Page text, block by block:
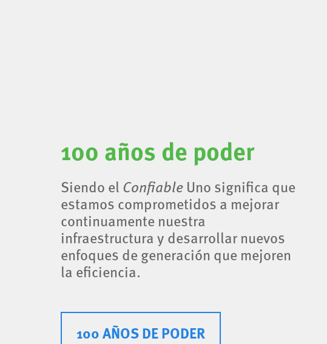
100 años de poder
Siendo el Confiable Uno significa que
estamos comprometidos a mejorar
continuamente nuestra
infraestructura y desarrollar nuevos
enfoques de generación que mejoren
la eficiencia.
100 AÑOS DE PODER